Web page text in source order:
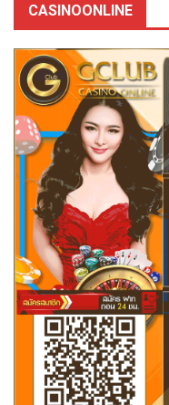
CASINOONLINE